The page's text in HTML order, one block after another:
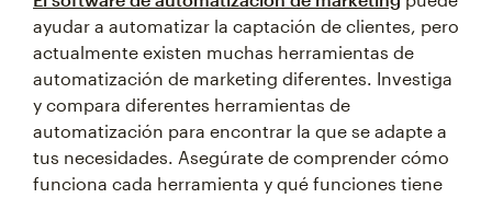
ayudar a automatizar la captación de clientes, pero
actualmente existen muchas herramientas de
automatización de marketing diferentes. Investiga
y compara diferentes herramientas de
automatización para encontrar la que se adapte a
tus necesidades. Asegúrate de comprender cómo
funciona cada herramienta y qué funciones tiene